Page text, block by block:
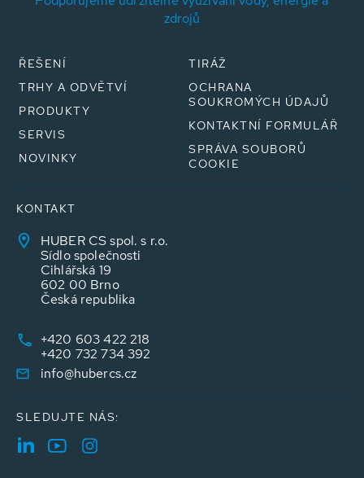
zdrojů
ŘEŠENÍ
TRHY A ODVĚTVÍ
PRODUKTY
SERVIS
NOVINKY
TIRÁŽ
OCHRANA
SOUKROMÝCH ÚDAJŮ
KONTAKTNÍ FORMULÁŘ
SPRÁVA SOUBORŮ
COOKIE
KONTAKT
HUBER CS spol. s r.o.
Sídlo společnosti
Cihlářská 19
602 00 Brno
Česká republika
+420 603 422 218
+420 732 734 392
info@hubercs.cz
SLEDUJTE NÁS: